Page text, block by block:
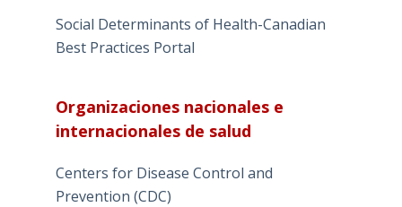
Social Determinants of Health-Canadian
Best Practices Portal
Organizaciones nacionales e
internacionales de salud
Centers for Disease Control and
Prevention (CDC)